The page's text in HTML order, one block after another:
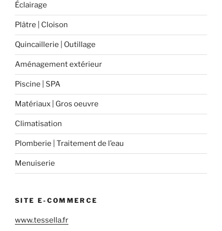
Éclairage
Plâtre | Cloison
Quincaillerie | Outillage
Aménagement extérieur
Piscine | SPA
Matériaux | Gros oeuvre
Climatisation
Plomberie | Traitement de l’eau
Menuiserie
SITE E-COMMERCE
www.tessella.fr